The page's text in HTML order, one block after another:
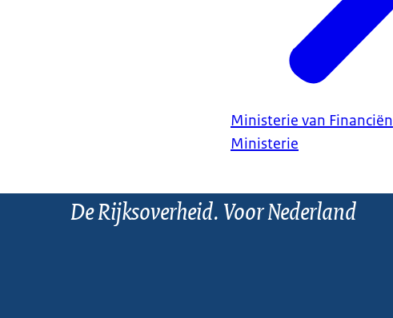
Ministerie van Financiën
Ministerie
De Rijksoverheid. Voor Nederland